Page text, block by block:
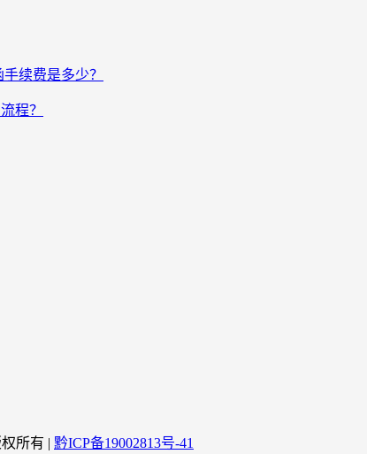
续费是多少？
程？
所有 | 黔ICP备19002813号-41